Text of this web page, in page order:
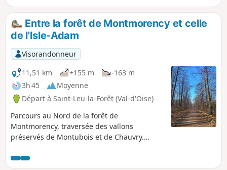
Entre la forêt de Montmorency et celle
de l'Isle-Adam
Visorandonneur
11,51 km
+155 m
-163 m
3h 45
Moyenne
Départ à Saint-Leu-la-Forêt (Val-d'Oise)
Parcours au Nord de la forêt de
Montmorency, traversée des vallons
préservés de Montubois et de Chauvry.
et maisons à colombages à Villiers-Adam,